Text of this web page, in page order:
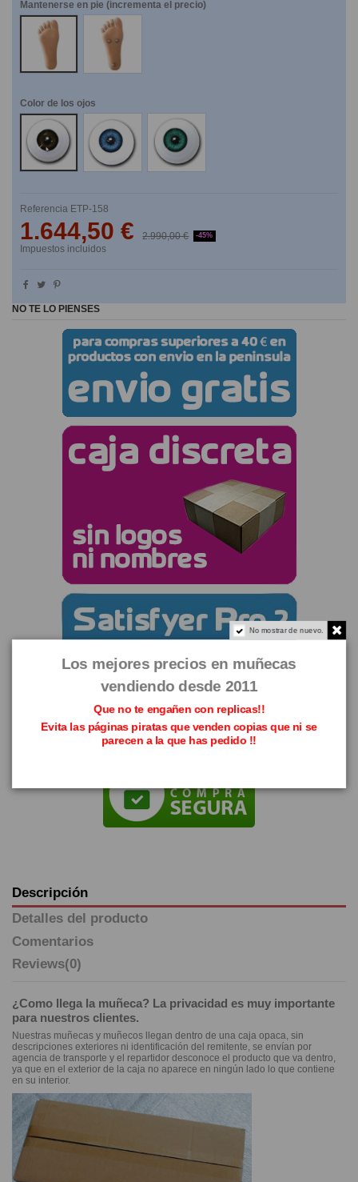
Mantenerse en pie (incrementa el precio)
NO
SI
Color de los ojos
Marrones
Azules Verdes
Referencia ETP-158
1.644,50 € 2.990,00 € -45%
Impuestos incluidos
NO TE LO PIENSES
Descripción
Detalles del producto
Comentarios
Reviews(0)
¿Como llega la muñeca? La privacidad es muy importante
para nuestros clientes.
Nuestras muñecas y muñecos llegan dentro de una caja opaca, sin
descripciones exteriores ni identificación del remitente, se envían por
agencia de transporte y el repartidor desconoce el producto que va dentro,
ya que en el exterior de la caja no aparece en ningún lado lo que contiene
en su interior.
No mostrar de nuevo.
Los mejores precios en muñecas
vendiendo desde 2011
Que no te engañen con replicas!!
Evita las páginas piratas que venden copias que ni se
parecen a la que has pedido !!